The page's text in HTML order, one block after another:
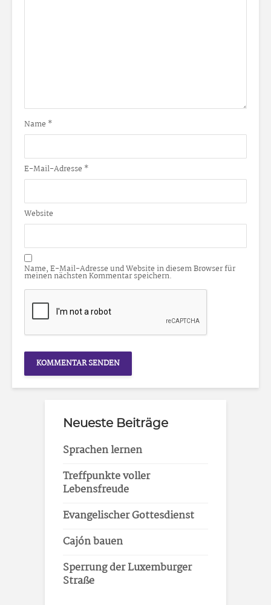
Name *
E-Mail-Adresse *
Website
Name, E-Mail-Adresse und Website in diesem Browser für
meinen nächsten Kommentar speichern.
Neueste Beiträge
Sprachen lernen
Treffpunkte voller
Lebensfreude
Evangelischer Gottesdienst
Cajón bauen
Sperrung der Luxemburger
Straße